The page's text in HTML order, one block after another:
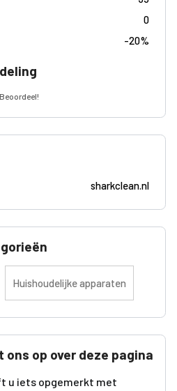
0
-20%
Beoordeel!
sharkclean.nl
Huishoudelijke apparaten
op over deze pagina
u iets opgemerkt met